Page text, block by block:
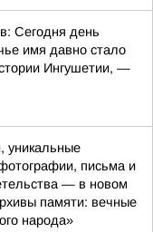
Сегодня день
имя давно стало
Ингушетии, —
уникальные
письма и
— в новом
памяти: вечные
народа»